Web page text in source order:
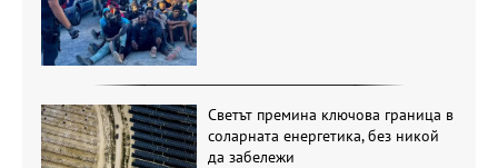
Светът премина ключова граница в
соларната енергетика, без никой
да забележи